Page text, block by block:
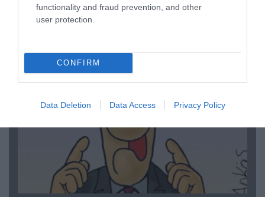
functionality and fraud prevention, and other
user protection.
CONFIRM
Data Deletion Data Access Privacy Policy
«Επιχείρηση ελεύθερα πεζοδρόμια» στην
Αθήνα: Απομακρύνθηκαν παράνομα